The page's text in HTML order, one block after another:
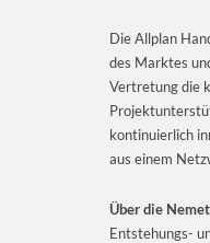
Die Allplan
des Marktes
Vertretung die
kontinuierlich
aus einem
Über die
Entstehungs-